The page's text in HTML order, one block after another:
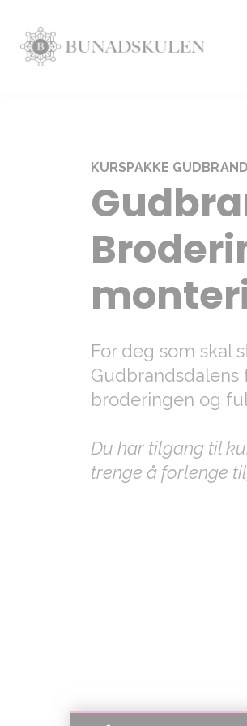
KURSPAKKE
For deg som skal
broderingen og
Du har tilgang til
trenge å forlenge